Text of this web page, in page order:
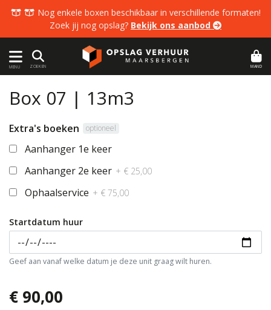
  Nog enkele boxen beschikbaar in verschillende formaten!
Zoek jij nog opslag? Bekijk ons aanbod 
MENU ZOEKEN MAND
Box 07 | 13m3
Extra's boeken optioneel
Aanhanger 1e keer
Aanhanger 2e keer + € 25,00
Ophaalservice + € 75,00
Startdatum huur
Geef aan vanaf welke datum je deze unit graag wilt huren.
€ 90,00